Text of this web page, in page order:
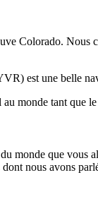
Colorado. Nous
est une belle
monde tant que
monde que vous
nous avons